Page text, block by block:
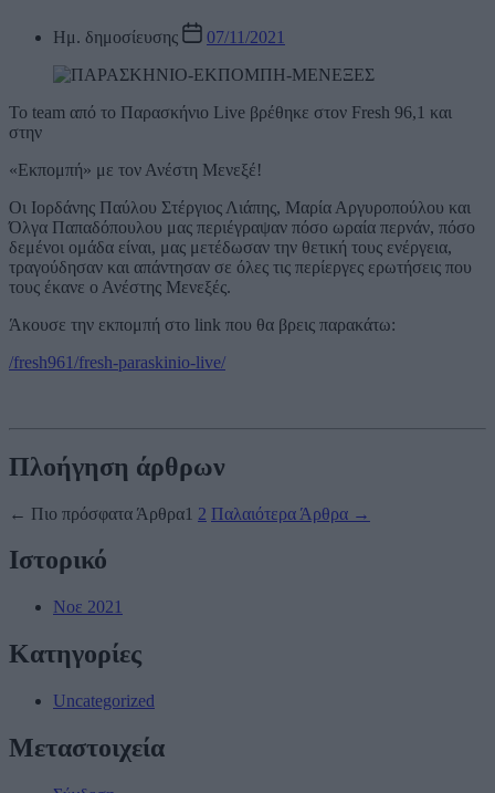
Ημ. δημοσίευσης 07/11/2021
Το team από το Παρασκήνιο Live βρέθηκε στον Fresh 96,1 και
στην
«Εκπομπή» με τον Ανέστη Μενεξέ!
Οι Ιορδάνης Παύλου Στέργιος Λιάπης, Μαρία Αργυροπούλου και
Όλγα Παπαδόπουλου μας περιέγραψαν πόσο ωραία περνάν, πόσο
δεμένοι ομάδα είναι, μας μετέδωσαν την θετική τους ενέργεια,
τραγούδησαν και απάντησαν σε όλες τις περίεργες ερωτήσεις που
τους έκανε ο Ανέστης Μενεξές.
Άκουσε την εκπομπή στο link που θα βρεις παρακάτω:
/fresh961/fresh-paraskinio-live/
Πλοήγηση άρθρων
← Πιο πρόσφατα Άρθρα1 2 Παλαιότερα Άρθρα →
Ιστορικό
Νοε 2021
Kατηγορίες
Uncategorized
Μεταστοιχεία